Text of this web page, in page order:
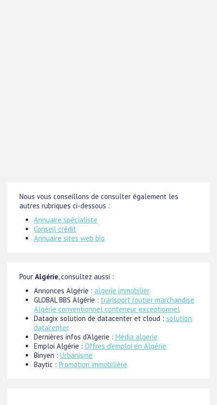
Nous vous conseillons de consulter également les
autres rubriques ci-dessous :
Annuaire spécialiste
Conseil crédit
Annuaire sites web bio
Pour Algérie, consultez aussi :
Annonces Algérie : algerie immobilier
GLOBAL BBS Algérie : transport routier marchandise
Algérie conventionnel conteneur exceptionnel
Datagix solution de datacenter et cloud : solution
datacenter
Dernières infos d'Algerie : Média algerie
Emploi Algérie : Offres d'emploi en Algérie
Binyen : Urbanisme
Baytic : Promotion immobilière